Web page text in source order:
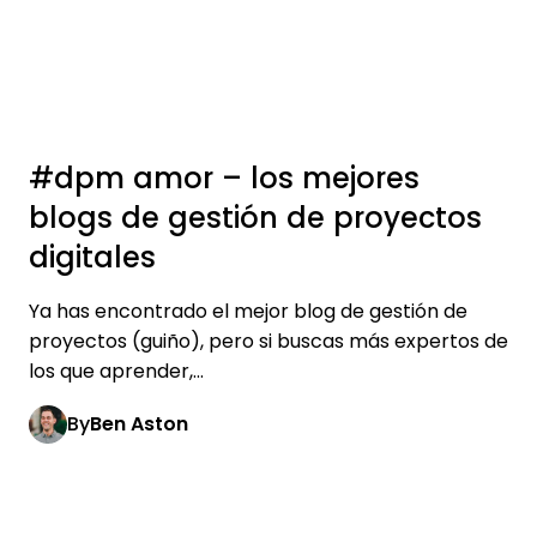
#dpm amor – los mejores
blogs de gestión de proyectos
digitales
Ya has encontrado el mejor blog de gestión de
proyectos (guiño), pero si buscas más expertos de
los que aprender,...
ByBen Aston